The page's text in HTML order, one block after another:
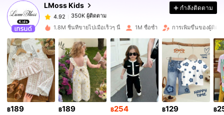
LMoss Kids
4.92
350K ผู้ติดตาม
j***g
จ่าย1 วันที่ผ่านมา
4.92 350K ผู้ติดตาม
4.92 350K ผู้ติดตาม
4.92 350K ผู้ติดตาม
กำลังติดตาม
1.8M ชิ้นที่ขายไปเมื่อเร็วๆ นี้ 1M ซื้อซ้ำ การเพิ่มขึ้นของผู้ติดต
฿189 ฿189 ฿254 ฿129 ฿